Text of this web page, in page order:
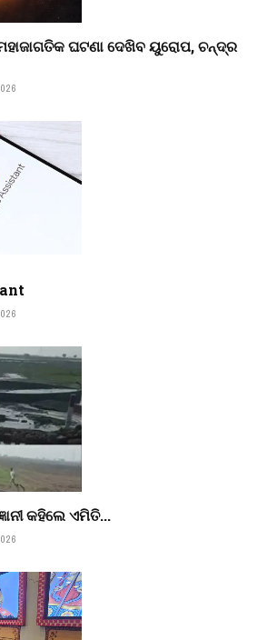
ଘଟଣା ଦେଖିବ ୟୁରୋପ, ଚନ୍ଦ୍ର
କହିଲେ ଏମିତି...